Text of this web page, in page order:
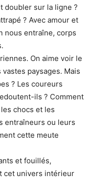
doubler sur la ligne ?
? Avec amour et
nous entraîne, corps
On aime voir le
paysages. Mais
? Les coureurs
ils ? Comment
chocs et les
entraîneurs ou leurs
cette meute
et fouillés,
cet univers intérieur